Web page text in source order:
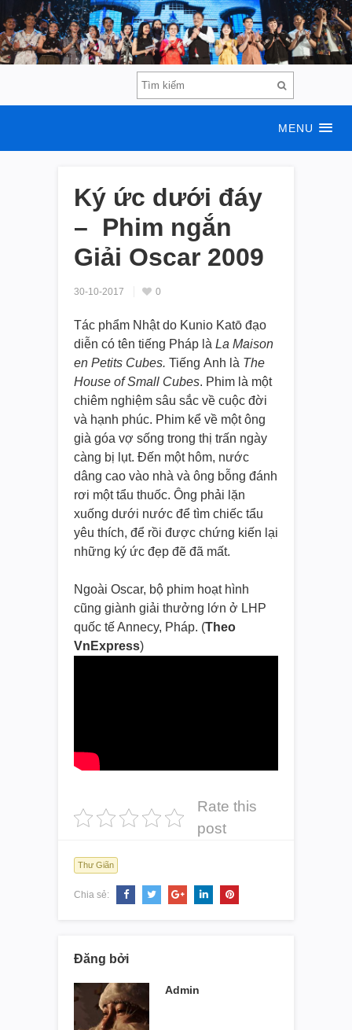
MENU
Ký ức dưới đáy
– Phim ngắn
Giải Oscar 2009
30-10-2017 0
Tác phẩm Nhật do Kunio Katō đạo
diễn có tên tiếng Pháp là La Maison
en Petits Cubes. Tiếng Anh là The
House of Small Cubes. Phim là một
chiêm nghiệm sâu sắc về cuộc đời
và hạnh phúc. Phim kể về một ông
già góa vợ sống trong thị trấn ngày
càng bị lụt. Đến một hôm, nước
dâng cao vào nhà và ông bỗng đánh
rơi một tẩu thuốc. Ông phải lặn
xuống dưới nước để tìm chiếc tẩu
yêu thích, để rồi được chứng kiến lại
những ký ức đẹp đẽ đã mất.
Ngoài Oscar, bộ phim hoạt hình
cũng giành giải thưởng lớn ở LHP
quốc tế Annecy, Pháp. (Theo
VnExpress)
Rate this
post
Thư Giãn
Chia sẻ:
Đăng bởi
Admin